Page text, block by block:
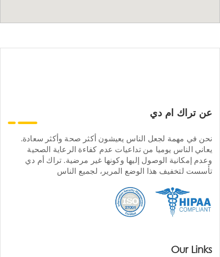
عن تراك ام دي
نحن في مهمة لجعل الناس يعيشون أكثر صحة وأكثر سعادة.
يعاني الناس يوميا من تداعيات عدم كفاءة الرعاية الصحية
وعدم إمكانية الوصول إليها وكونها غير مرضية. تراك أم دي
تأسست لتخفيف هذا الوضع المرير، لجميع الناس
Our Links